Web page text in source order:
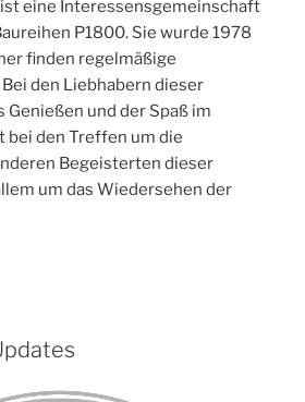
ist eine Interessensgemeinschaft
P1800. Sie wurde 1978
finden regelmäßige
den Liebhabern dieser
Genießen und der Spaß im
bei den Treffen um die
Begeisterten dieser
um das Wiedersehen der